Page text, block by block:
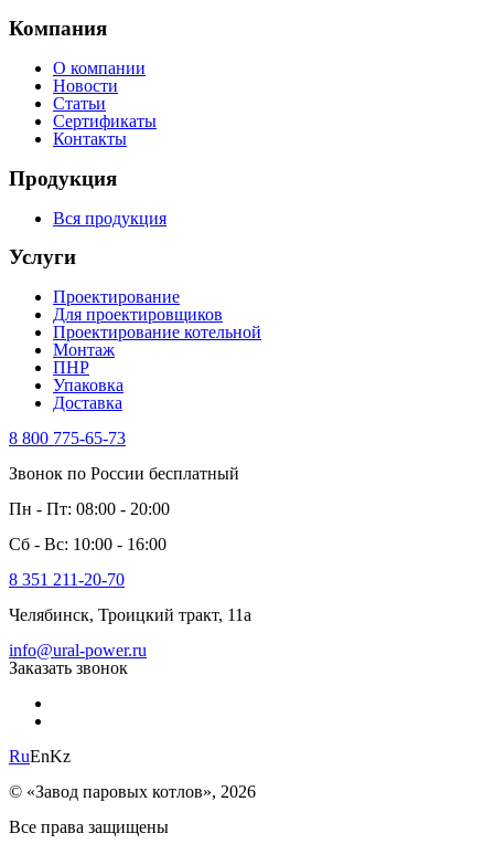
Компания
О компании
Новости
Статьи
Сертификаты
Контакты
Продукция
Вся продукция
Услуги
Проектирование
Для проектировщиков
Проектирование котельной
Монтаж
ПНР
Упаковка
Доставка
8 800 775-65-73
Звонок по России бесплатный
Пн - Пт: 08:00 - 20:00
Сб - Вс: 10:00 - 16:00
8 351 211-20-70
Челябинск, Троицкий тракт, 11а
info@ural-power.ru
Заказать звонок
RuEnKz
© «Завод паровых котлов», 2026
Все права защищены